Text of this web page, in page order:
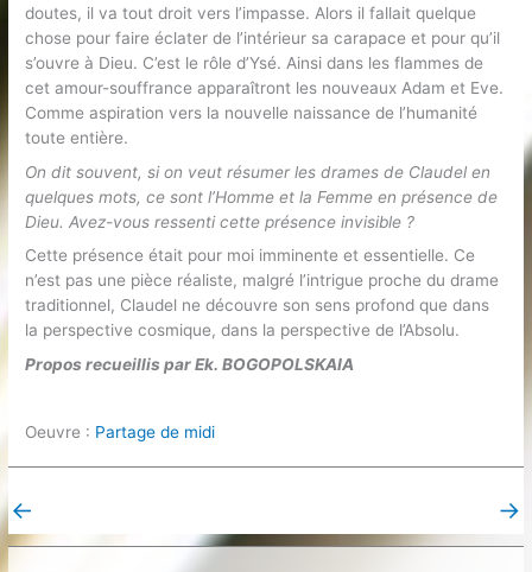
doutes, il va tout droit vers l’impasse. Alors il fallait quelque
chose pour faire éclater de l’intérieur sa carapace et pour qu’il
s’ouvre à Dieu. C’est le rôle d’Ysé. Ainsi dans les flammes de
cet amour-souffrance apparaîtront les nouveaux Adam et Eve.
Comme aspiration vers la nouvelle naissance de l’humanité
toute entière.
On dit souvent, si on veut résumer les drames de Claudel en
quelques mots, ce sont l’Homme et la Femme en présence de
Dieu. Avez-vous ressenti cette présence invisible ?
Cette présence était pour moi imminente et essentielle. Ce
n’est pas une pièce réaliste, malgré l’intrigue proche du drame
traditionnel, Claudel ne découvre son sens profond que dans
la perspective cosmique, dans la perspective de l’Absolu.
Propos recueillis par Ek. BOGOPOLSKAIA
Oeuvre : Partage de midi
← →